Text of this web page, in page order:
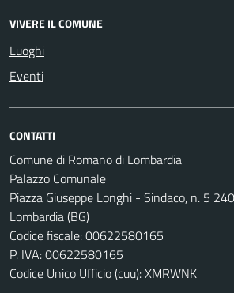
VIVERE IL COMUNE
Luoghi
Eventi
CONTATTI
Comune di Romano di Lombardia
Palazzo Comunale
Piazza Giuseppe Longhi - Sindaco, n. 5
Lombardia (BG)
Codice fiscale: 00622580165
P. IVA: 00622580165
Codice Unico Ufficio (cuu): XMRWNK